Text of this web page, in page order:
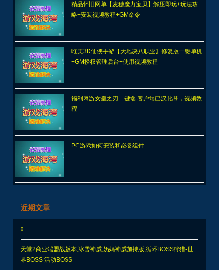
精品怀旧网单【麦穗魔力宝贝】解压即玩+玩法攻
略+安装视频教程+GM命令
唯美3D仙侠手游【天地决八职业】修复版一键单机
+GM授权管理后台+使用视频教程
福利网游女皇之刃一键端 客户端已汉化带，视频教
程
PC游戏如何安装和必备组件
近期文章
x
天堂2商业端盟战版本,冰雪神威,奶妈神威加持版,循环BOSS狩猎-世
界BOSS-活动BOSS